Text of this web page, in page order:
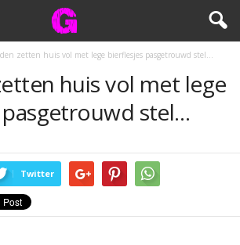
zetten huis vol met lege bierflesjes pasgetrouwd stel…
huis vol met lege
stel…
Twitter